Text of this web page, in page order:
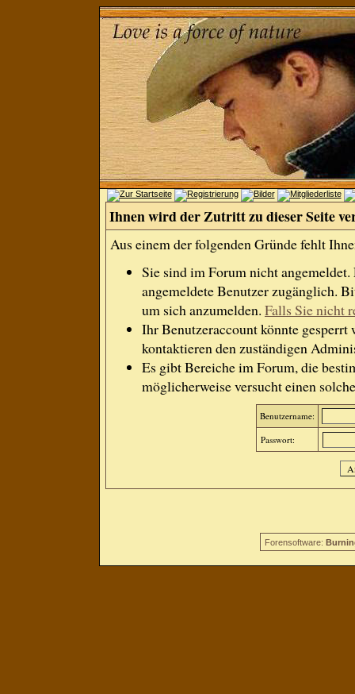
Ihnen wird der Zutritt zu dieser Seite
Aus einem der folgenden Gründe fehlt
Sie sind im Forum nicht
angemeldete Benutzer zugänglich.
um sich anzumelden. Falls Sie nicht
Ihr Benutzeraccount könnte gesperrt
kontaktieren den zuständigen
Es gibt Bereiche im Forum, die
möglicherweise versucht einen
Benutzername:
Passwort:
Forensoftware: